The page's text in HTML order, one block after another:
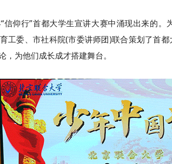
信仰行”首都大学生宣讲大赛中涌现出来的。
工委、市社科院(市委讲师团)联合策划了首
为他们成长成才搭建舞台。